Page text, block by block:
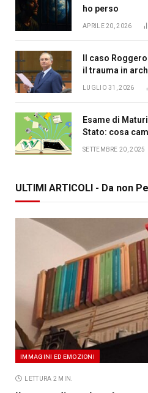
ho perso
APRILE 20, 2026
Il caso
il trauma in
LUGLIO 31, 2026
Esame di
Stato: cosa
SETTEMBRE 20, 2025
ULTIMI ARTICOLI - Da non
IMMAGINI ED EMOZIONI
LETTURA 2 MIN.